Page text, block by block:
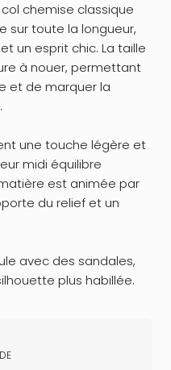
chemise classique
sur toute la longueur,
un esprit chic. La taille
à nouer, permettant
et de marquer la
une touche légère et
midi équilibre
est animée par
du relief et un
avec des sandales,
plus habillée.